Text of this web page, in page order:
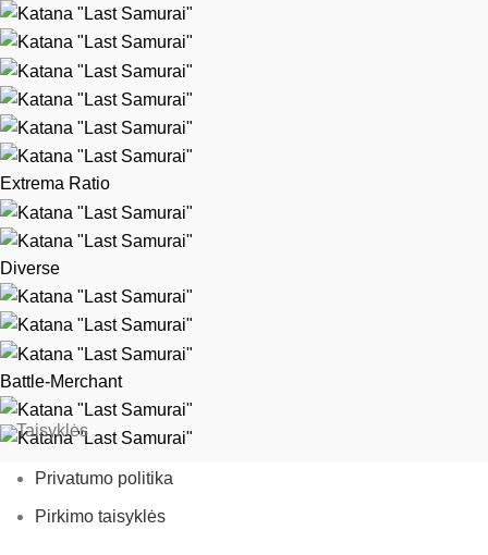
Extrema Ratio
Diverse
Battle-Merchant
Taisyklės
Privatumo politika
Pirkimo taisyklės